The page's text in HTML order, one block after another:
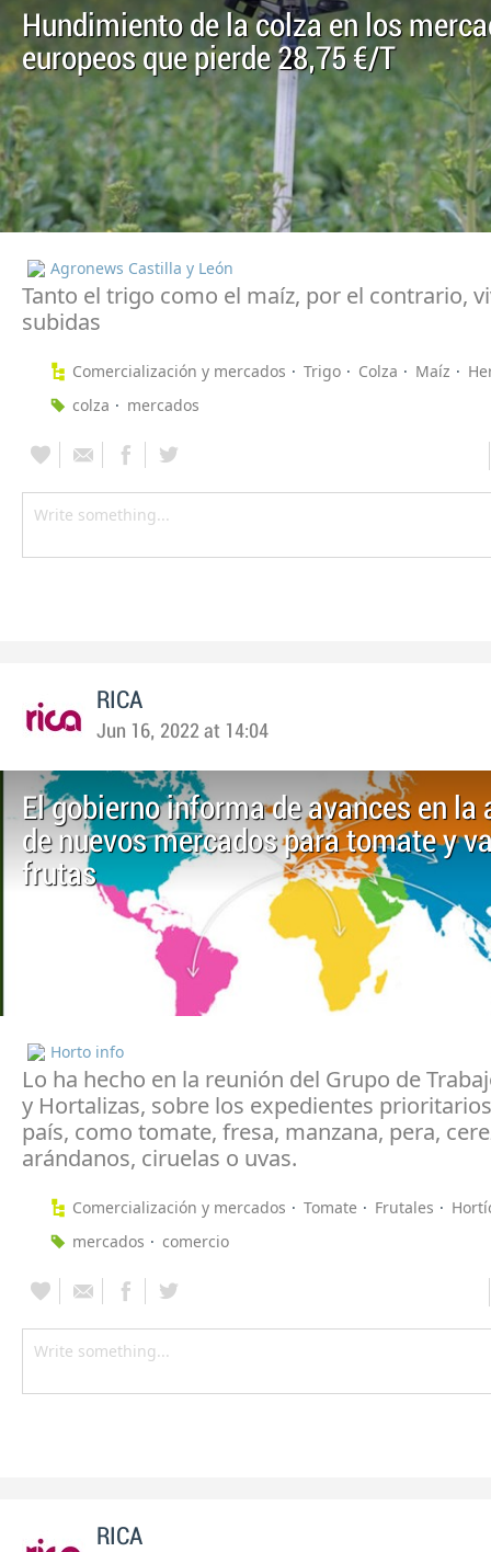
Hundimiento de la colza en los
europeos que pierde 28,75 €/T
Agronews Castilla y León
Tanto el trigo como el maíz, por el contrario,
subidas
Comercialización y mercados Trigo Colza Maíz
colza
mercados
RICA
Jun 16, 2022 at 14:04
El gobierno informa de avances en la
de nuevos mercados para tomate y
frutas
Horto info
Lo ha hecho en la reunión del Grupo de
y Hortalizas, sobre los expedientes
país, como tomate, fresa, manzana, pera,
arándanos, ciruelas o uvas.
Comercialización y mercados Tomate Frutales
mercados
comercio
RICA